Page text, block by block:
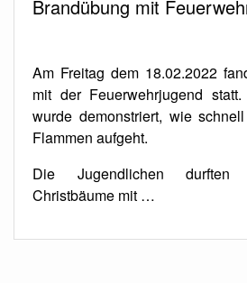
Brandübung mit
Am Freitag dem 18.02.2022
mit der Feuerwehrjugend
wurde demonstriert, wie
Flammen aufgeht.
Die Jugendlichen durften
Christbäume mit …